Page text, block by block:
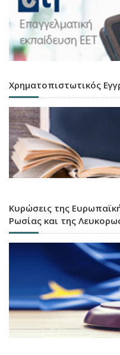
Χρηματοπιστωτικός
Κυρώσεις της
Ρωσίας και της